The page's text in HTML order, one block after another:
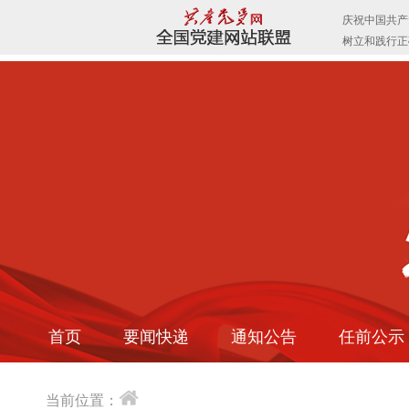
首页 要闻快递 通知公告 任前公示
当前位置：